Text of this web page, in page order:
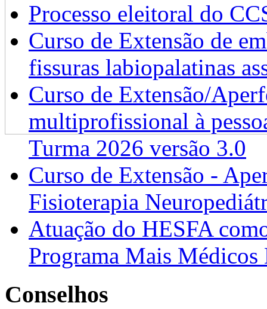
Processo eleitoral do
Curso de Extensão de
fissuras labiopalatinas
Curso de Extensão/
multiprofissional à
Turma 2026 versão 3.0
Curso de Extensão -
Fisioterapia
Atuação do HESFA
Programa Mais
Conselhos